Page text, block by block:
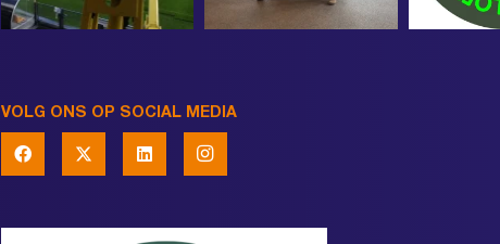
VOLG ONS OP SOCIAL MEDIA